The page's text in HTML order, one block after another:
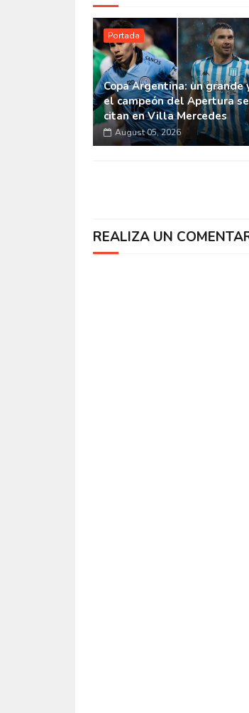
Portada
Copa Argentina: un grande
el campeón del Apertura se
citan en Villa Mercedes
August 05, 2026
REALIZA UN